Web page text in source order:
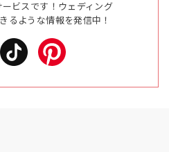
ビスです！ウェディング
るような情報を発信中！